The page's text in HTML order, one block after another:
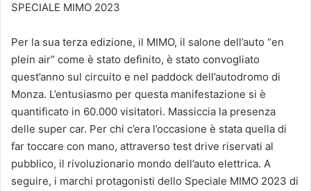
SPECIALE MIMO 2023
Per la sua terza edizione, il MIMO, il salone dell’auto “en
plein air” come è stato definito, è stato convogliato
quest’anno sul circuito e nel paddock dell’autodromo di
Monza. L’entusiasmo per questa manifestazione si è
quantificato in 60.000 visitatori. Massiccia la presenza
delle super car. Per chi c’era l’occasione è stata quella di
far toccare con mano, attraverso test drive riservati al
pubblico, il rivoluzionario mondo dell’auto elettrica. A
seguire, i marchi protagonisti dello Speciale MIMO 2023 di